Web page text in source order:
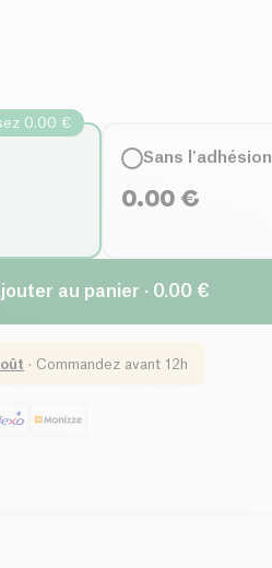
0.00 €
Sans l'adhésion
0.00 €
au panier · 0.00 €
· Commandez avant 12h